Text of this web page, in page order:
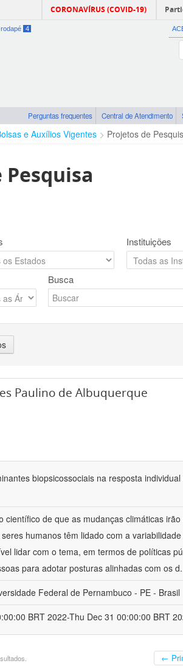
CORONAVÍRUS (COVID-19)
4
Perguntas frequentes Central de Atendimento
e Auxílios Vigentes Projetos de
Instituições
Busca
Paulino de Albuquerque
biopsicossociais na resposta
científico de que as mudanças climáticas
humanos têm lidado com a
lidar com o tema, em termos de políticas
para adotar posturas alinhadas com os d
Federal de Pernambuco - PE - Brasil
BRT 2022-Thu Dec 31 00:00:00 BRT
←